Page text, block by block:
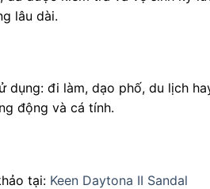
lâu dài.
dụng: đi làm, dạo phố, du lịch
động và cá tính.
tại: Keen Daytona II Sandal